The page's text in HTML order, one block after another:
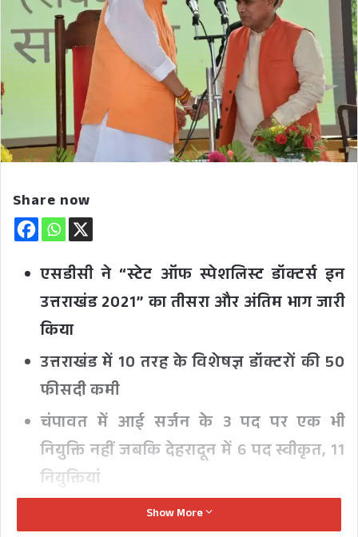
Share now
एसडीसी ने “स्टेट ऑफ स्पेशलिस्ट डॉक्टर्स इन
उत्तराखंड 2021” का तीसरा और अंतिम भाग जारी
किया
उत्तराखंड में 10 तरह के विशेषज्ञ डॉक्टरों की 50
फीसदी कमी
चंपावत में आई सर्जन के 3 पद पर एक भी
नियुक्ति नहीं जबकि देहरादून में 6 पद स्वीकृत, 11
नियुक्तियां
देहरादून: एसडीसी फाउंडेशन ने उत्तराखंड में विशेषज्ञ
Show More